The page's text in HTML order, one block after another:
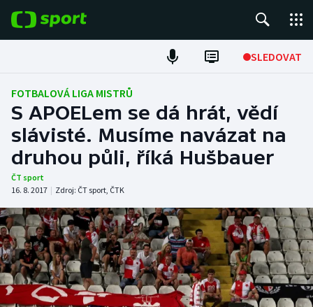
SLEDOVAT
Fotbal
Hokej
Tenis
Atletika
Cyklistika
DALŠÍ SPORTY
Americký fotbal
NEPŘEHLÉDNĚTE
FOTBALOVÁ LIGA MISTRŮ
S APOELem se dá hrát, vědí
slávisté. Musíme navázat na
druhou půli, říká Hušbauer
ČT sport
16. 8. 2017 | Zdroj: ČT sport, ČTK